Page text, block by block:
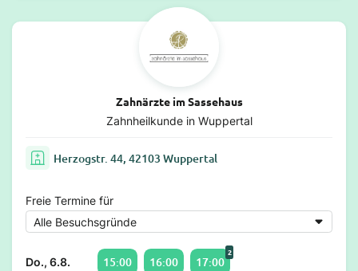
Zahnärzte im Sassehaus
Zahnheilkunde in Wuppertal
Herzogstr. 44, 42103 Wuppertal
Freie Termine für
Do., 6.8. 15:00 16:00 17:00
2